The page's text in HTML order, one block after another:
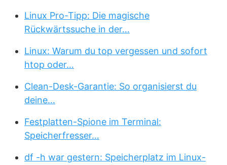
Linux Pro-Tipp: Die magische
Rückwärtssuche in der…
Linux: Warum du top vergessen und sofort
htop oder…
Clean-Desk-Garantie: So organisierst du
deine…
Festplatten-Spione im Terminal:
Speicherfresser…
df -h war gestern: Speicherplatz im Linux-